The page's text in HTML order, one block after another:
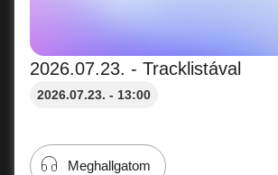
2026.07.23. - Tracklistával
2026.07.23. - 13:00
Meghallgatom